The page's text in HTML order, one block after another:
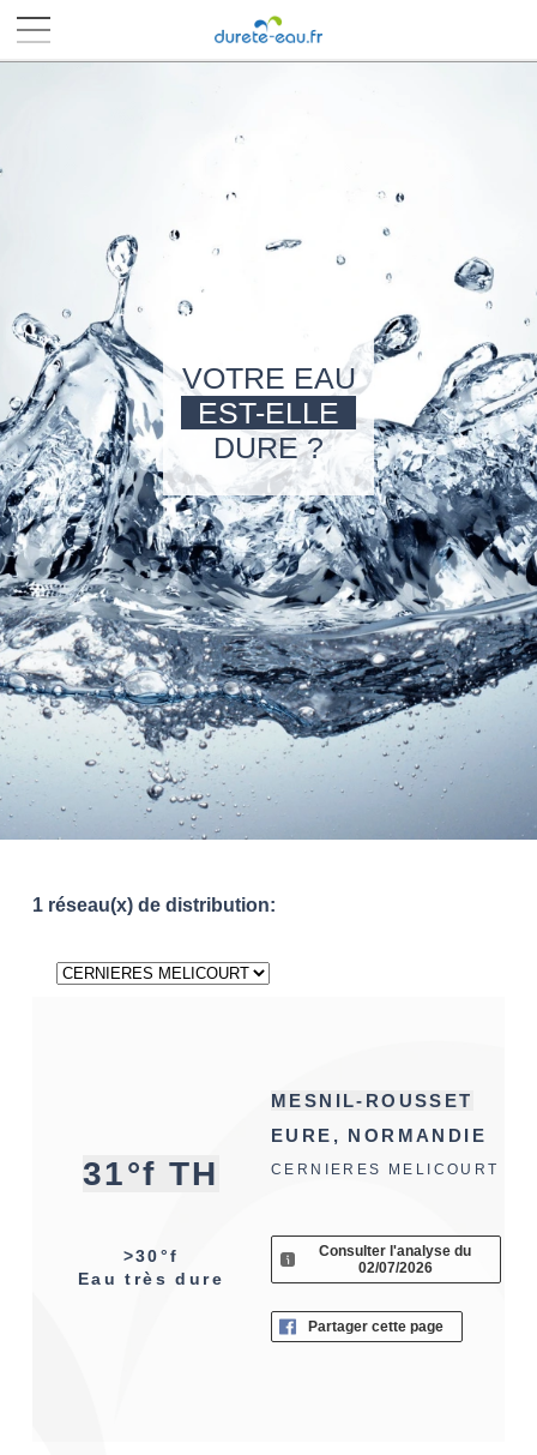
VOTRE EAU
EST-ELLE
DURE ?
1 réseau(x) de distribution:
31°f TH
>30°f
Eau très dure
MESNIL-ROUSSET
EURE, NORMANDIE
CERNIERES MELICOURT
Consulter l'analyse du
02/07/2026
Partager cette page